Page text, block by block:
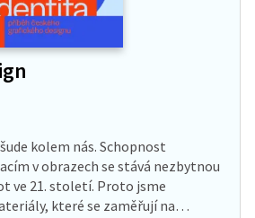
kolem nás. Schopnost
v obrazech se stává nezbytnou
ve 21. století. Proto jsme
které se zaměřují na…